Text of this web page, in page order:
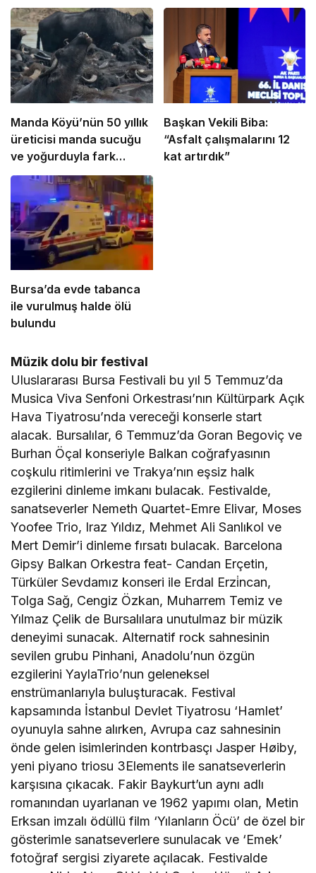
Manda Köyü’nün 50 yıllık
üreticisi manda sucuğu
ve yoğurduyla fark
oluşturdu
Başkan Vekili Biba:
“Asfalt çalışmalarını 12
kat artırdık”
Bursa’da evde tabanca
ile vurulmuş halde ölü
bulundu
Müzik dolu bir festival
Uluslararası Bursa Festivali bu yıl 5 Temmuz’da
Musica Viva Senfoni Orkestrası’nın Kültürpark Açık
Hava Tiyatrosu’nda vereceği konserle start
alacak. Bursalılar, 6 Temmuz’da Goran Begoviç ve
Burhan Öçal konseriyle Balkan coğrafyasının
coşkulu ritimlerini ve Trakya’nın eşsiz halk
ezgilerini dinleme imkanı bulacak. Festivalde,
sanatseverler Nemeth Quartet-Emre Elivar, Moses
Yoofee Trio, Iraz Yıldız, Mehmet Ali Sanlıkol ve
Mert Demir’i dinleme fırsatı bulacak. Barcelona
Gipsy Balkan Orkestra feat- Candan Erçetin,
Türküler Sevdamız konseri ile Erdal Erzi̇ncan,
Tolga Sağ, Cengiz Özkan, Muharrem Temiz ve
Yılmaz Çelik de Bursalılara unutulmaz bir müzik
deneyimi sunacak. Alternatif rock sahnesinin
sevilen grubu Pinhani, Anadolu’nun özgün
ezgilerini YaylaTrio’nun geleneksel
enstrümanlarıyla buluşturacak. Festival
kapsamında İstanbul Devlet Tiyatrosu ‘Hamlet’
oyunuyla sahne alırken, Avrupa caz sahnesinin
önde gelen isimlerinden kontrbasçı Jasper Høiby,
yeni piyano triosu 3Elements ile sanatseverlerin
karşısına çıkacak. Fakir Baykurt’un aynı adlı
romanından uyarlanan ve 1962 yapımı olan, Metin
Erksan imzalı ödüllü film ‘Yılanların Öcü’ de özel bir
gösterimle sanatseverlere sunulacak ve ‘Emek’
fotoğraf sergisi ziyarete açılacak. Festivalde